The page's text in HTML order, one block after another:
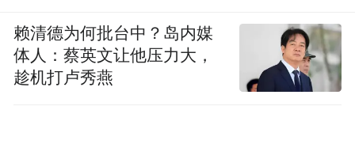
赖清德为何批台中？岛内媒
体人：蔡英文让他压力大，
趁机打卢秀燕